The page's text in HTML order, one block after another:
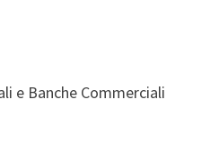
e Banche Commerciali